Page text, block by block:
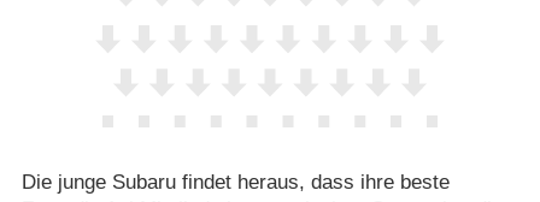
Die junge Subaru findet heraus, dass ihre beste